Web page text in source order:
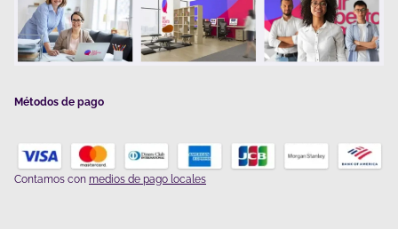
Métodos de pago
Contamos con medios de pago locales